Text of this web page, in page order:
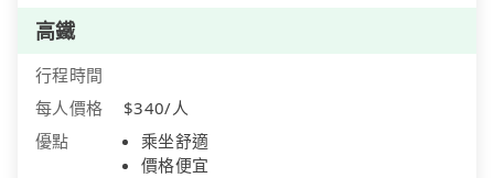
高鐵
行程時間
每人價格
$340/人
優點
乘坐舒適
價格便宜